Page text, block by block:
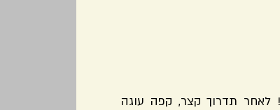
לאחר תדרוך קצר, קפה עוגה